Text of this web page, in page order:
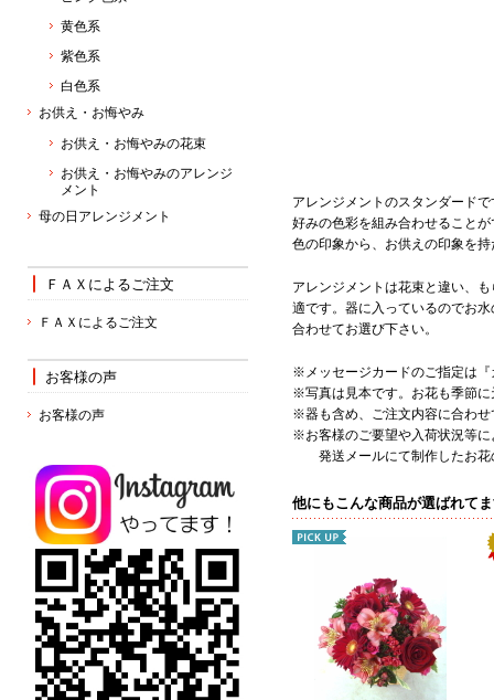
アレンジメントのスタンダード
好みの色彩を組み合わせること
色の印象から、お供えの印象を
アレンジメントは花束と違い、
適です。器に入っているのでお
合わせてお選び下さい。
※メッセージカードのご指定は
※写真は見本です。お花も季節
※器も含め、ご注文内容に合わ
※お客様のご要望や入荷状況等
発送メールにて制作したお花
他にもこんな商品が選ばれて
黄色系
紫色系
白色系
お供え・お悔やみ
お供え・お悔やみの花束
お供え・お悔やみのアレンジ
メント
母の日アレンジメント
ＦＡＸによるご注文
ＦＡＸによるご注文
お客様の声
お客様の声